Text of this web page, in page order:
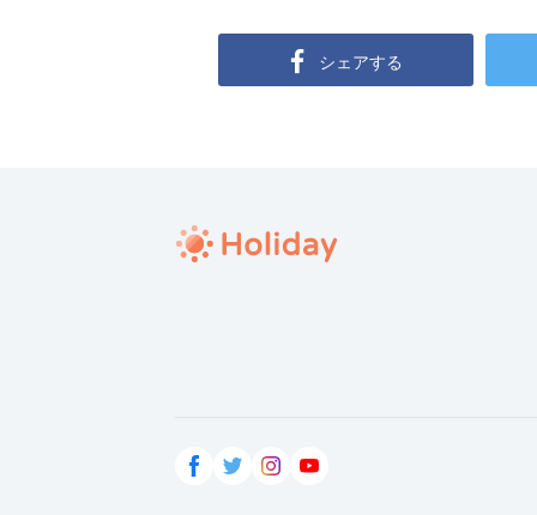
シェアする